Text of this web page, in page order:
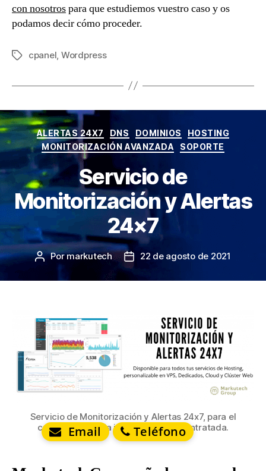
con nosotrospara que estudiemos vuestro caso y os
podamos decir cómo proceder.
Etiquetas
cpanel, Wordpress
Categorías
ALERTAS 24X7 DNS DOMINIOS
HOSTING
MONITORIZACIÓN AVANZADA
SOPORTE
Servicio de
Monitorización y Alertas
24×7
Autor
de
la
Pormarkutech
Fecha
de
la
22 de agosto de 2021
Servicio de Monitorización y Alertas 24x7, para el
control total de la infraestructura contratada.
Teléfono
Email